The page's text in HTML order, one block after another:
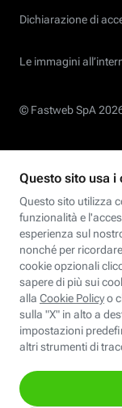
Dichiarazione di
Le immagini
© Fastweb SpA